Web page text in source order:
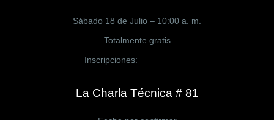
Sábado 18 de Julio – 10:00 a. m.
Totalmente gratis
Inscripciones:
La Charla Técnica # 81